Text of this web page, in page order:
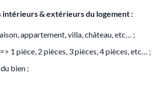
intérieurs & extérieurs du logement :
appartement, villa, château, etc… ;
1 pièce, 2 pièces, 3 pièces, 4 pièces, etc… ;
bien ;